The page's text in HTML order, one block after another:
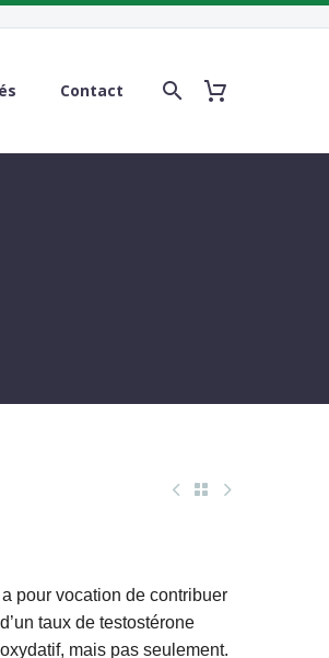
Contact
pour vocation de contribuer
taux de testostérone
mais pas seulement.